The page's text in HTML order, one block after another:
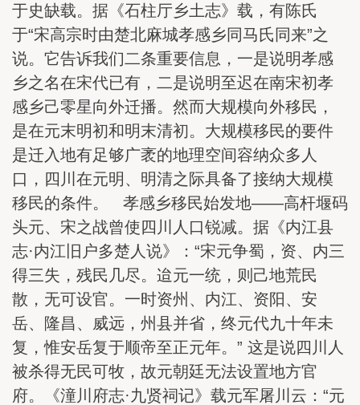
于史缺载。据《石柱厅乡土志》载，有陈氏
于“宋高宗时由楚北麻城孝感乡同马氏同来”之
说。它告诉我们二条重要信息，一是说明孝感
乡之名在宋代已有，二是说明至迟在南宋初孝
感乡己零星向外迁播。然而大规模向外移民，
是在元末明初和明末清初。大规模移民的要件
是迁入地有足够广袤的地理空间容纳众多人
口，四川在元明、明清之际具备了接纳大规模
移民的条件。 孝感乡移民始发地——高杆堰码
头元、宋之战曾使四川人口锐减。据《内江县
志·内江旧户多楚人说》：“宋元争蜀，资、内三
得三失，残民几尽。迨元一统，则己地荒民
散，无可设官。一时资州、内江、资阳、安
岳、隆昌、威远，州县并省，终元代九十年未
复，惟安岳复于顺帝至正元年。” 这是说四川人
被杀得无民可牧，故元朝廷无法设置地方官
府。《潼川府志·九贤祠记》载元军屠川云：“元